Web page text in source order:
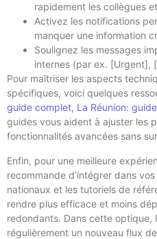
rapidement les collègues
Activez les notifications
manquer une information
Soulignez les messages
internes (par ex. [Urgent],
Pour maîtriser les aspects
spécifiques, voici quelques
guide complet, La Réunion:
guides vous aident à ajuster les
fonctionnalités avancées sans
Enfin, pour une meilleure
recommande d’intégrer dans
nationaux et les tutoriels de
rendre plus efficace et moins
redondants. Dans cette optique,
régulièrement un nouveau flux